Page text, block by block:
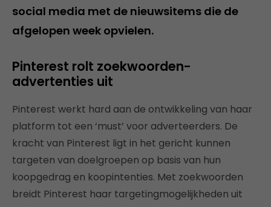
social media met de nieuwsitems die de
afgelopen week opvielen.
Pinterest rolt zoekwoorden-
advertenties uit
Pinterest werkt hard aan de ontwikkeling van haar
platform tot een ‘must’ voor adverteerders. De
kracht van Pinterest ligt in het gericht kunnen
targeten van doelgroepen op basis van hun
koopgedrag en koopintenties. Met zoekwoorden
breidt Pinterest haar targetingmogelijkheden uit